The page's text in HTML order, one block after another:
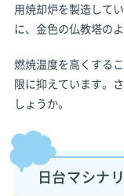
用焼却炉を製造して
に、金色の仏教塔の
燃焼温度を高くする
限に抑えています。
しょうか。
日台マシナ